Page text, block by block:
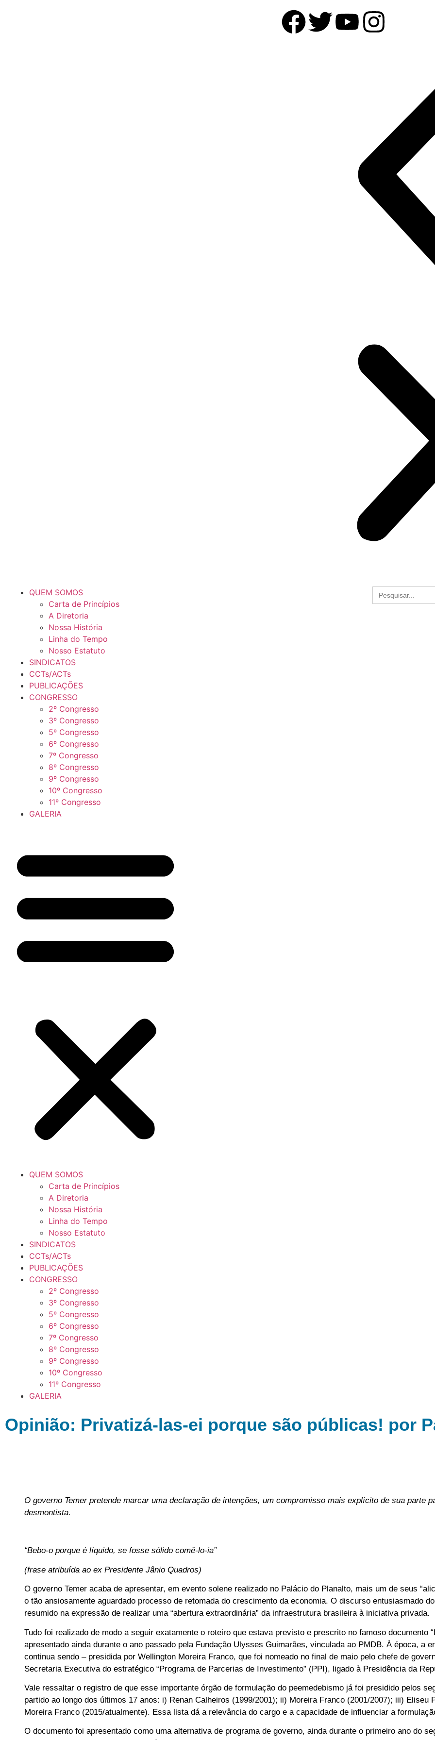
QUEM SOMOS
Carta de Princípios
A Diretoria
Nossa História
Linha do Tempo
Nosso Estatuto
SINDICATOS
CCTs/ACTs
PUBLICAÇÕES
CONGRESSO
2º Congresso
3º Congresso
5º Congresso
6º Congresso
7º Congresso
8º Congresso
9º Congresso
10º Congresso
11º Congresso
GALERIA
QUEM SOMOS
Carta de Princípios
A Diretoria
Nossa História
Linha do Tempo
Nosso Estatuto
SINDICATOS
CCTs/ACTs
PUBLICAÇÕES
CONGRESSO
2º Congresso
3º Congresso
5º Congresso
6º Congresso
7º Congresso
8º Congresso
9º Congresso
10º Congresso
11º Congresso
GALERIA
Search
for:
Opinião: Privatizá-las-ei porque são públicas! por
O governo Temer pretende marcar uma declaração de intenções, um compromisso mais explícito de sua parte
desmontista.
“Bebo-o porque é líquido, se fosse sólido comê-lo-ia”
(frase atribuída ao ex Presidente Jânio Quadros)
O governo Temer acaba de apresentar, em evento solene realizado no Palácio do Planalto, mais um de seus
o tão ansiosamente aguardado processo de retomada do crescimento da economia. O discurso entusiasmado
resumido na expressão de realizar uma “abertura extraordinária” da infraestrutura brasileira à iniciativa privada.
Tudo foi realizado de modo a seguir exatamente o roteiro que estava previsto e prescrito no famoso documento
apresentado ainda durante o ano passado pela Fundação Ulysses Guimarães, vinculada ao PMDB. À época, a
continua sendo – presidida por Wellington Moreira Franco, que foi nomeado no final de maio pelo chefe de
Secretaria Executiva do estratégico “Programa de Parcerias de Investimento” (PPI), ligado à Presidência da
Vale ressaltar o registro de que esse importante órgão de formulação do peemedebismo já foi presidido pelos
partido ao longo dos últimos 17 anos: i) Renan Calheiros (1999/2001); ii) Moreira Franco (2001/2007); iii) Eliseu
Moreira Franco (2015/atualmente). Essa lista dá a relevância do cargo e a capacidade de influenciar a
O documento foi apresentado como uma alternativa de programa de governo, ainda durante o primeiro ano do